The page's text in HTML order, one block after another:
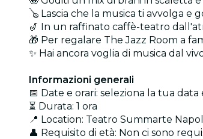
🪕 Lascia che la musica ti avvolga e
🎷 In un raffinato caffè-teatro
🎁 Per regalare The Jazz Room a
✨ Hai ancora voglia di musica dal
Informazioni generali
📅 Date e orari: seleziona la tua
⏳ Durata: 1 ora
📍 Location: Teatro Summarte
👤 Requisito di età: Non ci sono